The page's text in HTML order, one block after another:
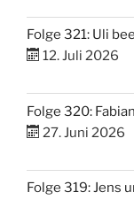
Folge 321: Uli
12. Juli 2026
Folge 320:
27. Juni 2026
Folge 319: Jens